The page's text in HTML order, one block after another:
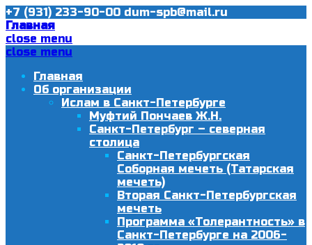
+7 (931) 233-90-00 dum-spb@mail.ru
Главная
close menu
close menu
Главная
Об организации
Ислам в Санкт-Петербурге
Муфтий Пончаев Ж.Н.
Санкт-Петербург – северная
столица
Санкт-Петербургская
Соборная мечеть (Татарская
мечеть)
Вторая Санкт-Петербургская
мечеть
Программа «Толерантность» в
Санкт-Петербурге на 2006-